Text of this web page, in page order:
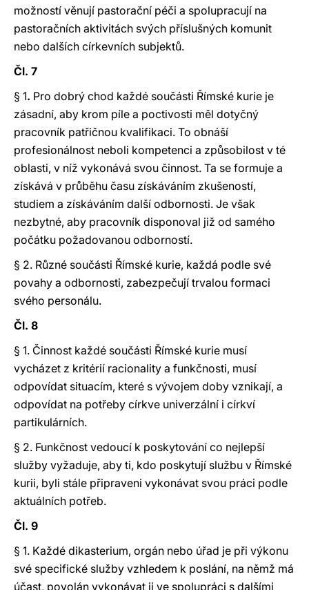
možností věnují pastorační péči a spolupracují na
pastoračních aktivitách svých příslušných komunit
nebo dalších církevních subjektů.
Čl. 7
§ 1. Pro dobrý chod každé součásti Římské kurie je
zásadní, aby krom píle a poctivosti měl dotyčný
pracovník patřičnou kvalifikaci. To obnáší
profesionálnost neboli kompetenci a způsobilost v té
oblasti, v níž vykonává svou činnost. Ta se formuje a
získává v průběhu času získáváním zkušeností,
studiem a získáváním další odbornosti. Je však
nezbytné, aby pracovník disponoval již od samého
počátku požadovanou odborností.
§ 2. Různé součásti Římské kurie, každá podle své
povahy a odbornosti, zabezpečují trvalou formaci
svého personálu.
Čl. 8
§ 1. Činnost každé součásti Římské kurie musí
vycházet z kritérií racionality a funkčnosti, musí
odpovídat situacím, které s vývojem doby vznikají, a
odpovídat na potřeby církve univerzální i církví
partikulárních.
§ 2. Funkčnost vedoucí k poskytování co nejlepší
služby vyžaduje, aby ti, kdo poskytují službu v Římské
kurii, byli stále připraveni vykonávat svou práci podle
aktuálních potřeb.
Čl. 9
§ 1. Každé dikasterium, orgán nebo úřad je při výkonu
své specifické služby vzhledem k poslání, na němž má
účast, povolán vykonávat ji ve spolupráci s dalšími